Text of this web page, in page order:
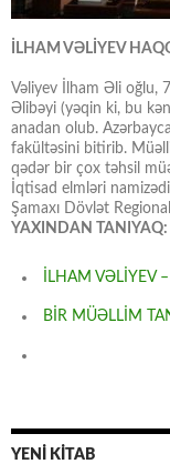
İLHAM VƏLİYEV
Vəliyev İlham Əli oğlu,
Əlibəyi (yəqin ki, bu
anadan olub.
fakültəsini bitirib.
qədər bir çox təhsil
İqtisad elmləri
Şamaxı Dövlət
YAXINDAN TANIYAQ:
İLHAM VƏLİYEV
BİR MÜƏLLİM
YENİ KİTAB